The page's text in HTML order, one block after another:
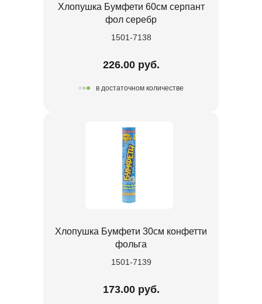
Хлопушка Бумфети 60см серпант
фол серебр
1501-7138
226.00 руб.
в достаточном количестве
Хлопушка Бумфети 30см конфетти
фольга
1501-7139
173.00 руб.